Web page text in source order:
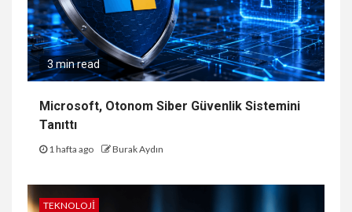
3 min read
Microsoft, Otonom Siber Güvenlik Sistemini
Tanıttı
1 hafta ago Burak Aydın
TEKNOLOJI